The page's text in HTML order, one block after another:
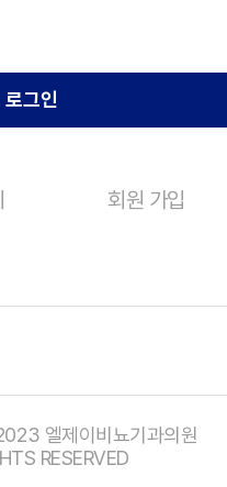
로그인
회원 가입
엘제이비뇨기과의원
RESERVED